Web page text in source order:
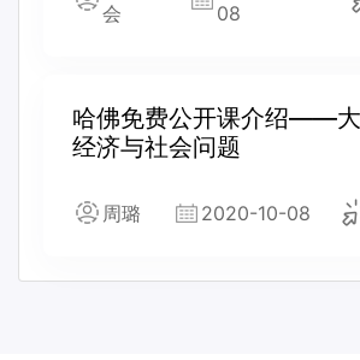
会
08
哈佛免费公开课介绍——
经济与社会问题
周璐 2020-10-08